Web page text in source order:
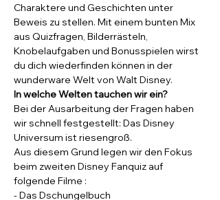
Charaktere und Geschichten unter
Beweis zu stellen. Mit einem bunten Mix
aus Quizfragen, Bilderrästeln,
Knobelaufgaben und Bonusspielen wirst
du dich wiederfinden können in der
wunderware Welt von Walt Disney.
In welche Welten tauchen wir ein?
Bei der Ausarbeitung der Fragen haben
wir schnell festgestellt: Das Disney
Universum ist riesengroß.
Aus diesem Grund legen wir den Fokus
beim zweiten Disney Fanquiz auf
folgende Filme :
- Das Dschungelbuch